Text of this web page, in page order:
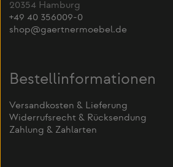
20354 Hamburg
+49 40 356009-0
shop@gaertnermoebel.de
Bestellinformationen
Versandkosten & Lieferung
Widerrufsrecht & Rücksendung
Zahlung & Zahlarten